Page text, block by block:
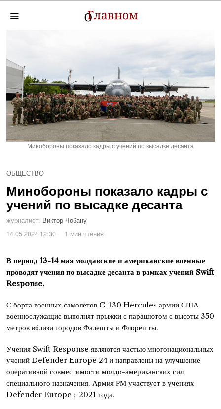
Минобороны показало кадры с учений по высадке десанта
ОБЩЕСТВО
Минобороны показало кадры с
учений по высадке десанта
журналист: Виктор Чобану
14.05.2024 12:30
1 мин чтения
В период 13-14 мая молдавские и американские военные
проводят учения по высадке десанта в рамках учений Swift
Response.
С борта военных самолетов C-130 Hercules армии США
военнослужащие выполнят прыжки с парашютом с высоты 350
метров вблизи городов Фалешты и Флорешты.
Учения Swift Response являются частью многонациональных
учений Defender Europe 24 и направлены на улучшение
оперативной совместимости молдо-американских сил
специального назначения. Армия РМ участвует в учениях
Defender Europe с 2021 года.